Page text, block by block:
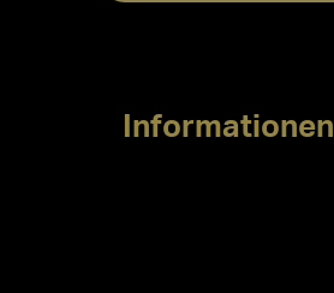
Informationen